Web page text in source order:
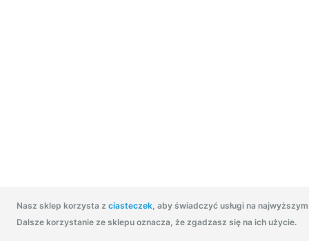
Nasz sklep korzysta z ciasteczek, aby świadczyć usługi na
Dalsze korzystanie ze sklepu oznacza, że zgadzasz się na ich użycie.